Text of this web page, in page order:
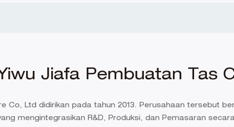
Jiafa Pembuatan Tas
Co, Ltd didirikan pada tahun 2013. Perusahaan tersebut
mengintegrasikan R&D, Produksi, dan Pemasaran